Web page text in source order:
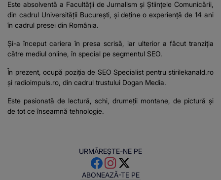
Este absolventă a Facultății de Jurnalism și Științele Comunicării,
din cadrul Universității București, şi deţine o experienţă de 14 ani
în cadrul presei din România.
Şi-a început cariera în presa scrisă, iar ulterior a făcut tranziţia
către mediul online, în special pe segmentul SEO.
În prezent, ocupă poziţia de SEO Specialist pentru stirilekanald.ro
şi radioimpuls.ro , din cadrul trustului Dogan Media.
Este pasionată de lectură, schi, drumeţii montane, de pictură şi
de tot ce înseamnă tehnologie.
URMĂREȘTE-NE PE
ABONEAZĂ-TE PE